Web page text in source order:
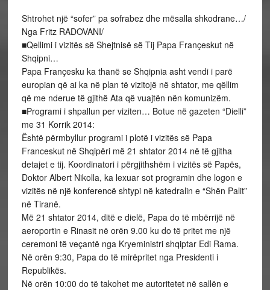
Shtrohet një “sofer” pa sofrabez dhe mësalla shkodrane…/
Nga Fritz RADOVANI/
■Qellimi i vizitës së Shejtnisë së Tij Papa Françeskut në
Shqipni…
Papa Françesku ka thanë se Shqipnia asht vendi i parë
europian që ai ka në plan të vizitojë në shtator, me qëllim
që me nderue të gjithë Ata që vuajtën nën komunizëm.
■Programi i shpallun per viziten… Botue në gazeten “Dielli”
me 31 Korrik 2014:
Është përmbyllur programi i plotë i vizitës së Papa
Franceskut në Shqipëri më 21 shtator 2014 në të gjitha
detajet e tij. Koordinatori i përgjithshëm i vizitës së Papës,
Doktor Albert Nikolla, ka lexuar sot programin dhe logon e
vizitës në një konferencë shtypi në katedralin e “Shën Palit”
në Tiranë.
Më 21 shtator 2014, ditë e dielë, Papa do të mbërrijë në
aeroportin e Rinasit në orën 9.00 ku do të pritet me një
ceremoni të veçantë nga Kryeministri shqiptar Edi Rama.
Në orën 9:30, Papa do të mirëpritet nga Presidenti i
Republikës.
Në orën 10:00 do të takohet me autoritetet në sallën e